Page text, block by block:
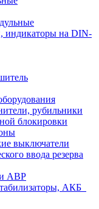
индикаторы на DIN-
рубильники
блокировки
выключатели
ввода резерва
АВР
АКБ